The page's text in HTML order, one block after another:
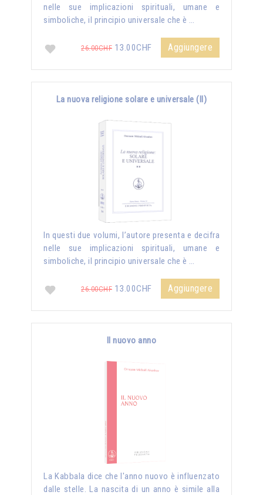
nelle sue implicazioni spirituali, umane e
simboliche, il principio universale che è …
26.00CHF 13.00CHF Aggiungere
La nuova religione solare e universale (II)
In questi due volumi, l’autore presenta e decifra
nelle sue implicazioni spirituali, umane e
simboliche, il principio universale che è …
26.00CHF 13.00CHF Aggiungere
Il nuovo anno
La Kabbala dice che l'anno nuovo è influenzato
dalle stelle. La nascita di un anno è simile alla